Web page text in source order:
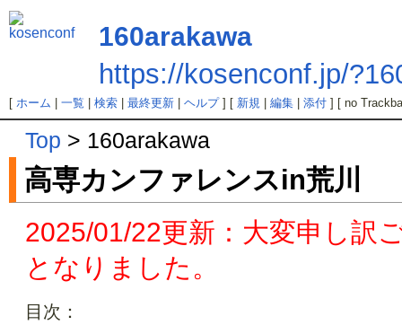
160arakawa
https://kosenconf.jp/
[ ホーム 一覧 検索| 最終更新| ヘルプ] [ 新規| 編集| 添付] [ no
Top > 160arakawa
高専カンファレンスin荒川
2025/01/22更新：大変申し訳
となりました。
目次：